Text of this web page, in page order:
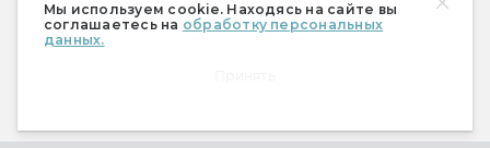
Мы используем cookie. Находясь на сайте вы
соглашаетесь на обработку персональных
данных.